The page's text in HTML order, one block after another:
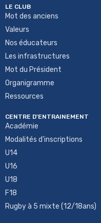
LE CLUB
Mot des anciens
Valeurs
Nos éducateurs
Les infrastructures
Mot du Président
Organigramme
Ressources
CENTRE D'ENTRAINEMENT
Académie
Modalités d'inscriptions
U14
U16
U18
F18
Rugby à 5 mixte (12/18ans)